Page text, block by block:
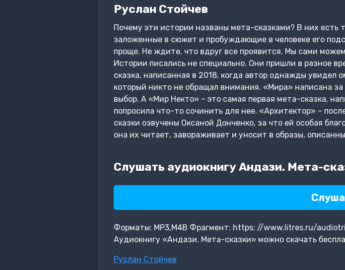
Руслан Стойчев
Почему эти истории названы мета-сказками? В них есть
заложенные в сюжет и пробуждающие в человеке его
проще. Не ждите, что вдруг все проявится. Мы сами
Истории писались не специально. Они пришли в разное
сказка, написанная в 2018, когда автор однажды увидел
который никто не обращал внимания. «Мира» написана
выбор. А «Мир Некто» – это самая первая мета-сказка,
попросила что-то сочинить для нее. «Архитектор» –
сказки озвучены Оксаной Донченко, за что ей особая
она их читает, завораживает и уносит в образы,
Слушать аудиокнигу Андази. Мета-
Форматы: MP3,M4B Фрагмент: https: //www.litres.ru/
Аудиокнигу «Андази. Мета-сказки» можно скачать
Метки
Руслан Стойчев